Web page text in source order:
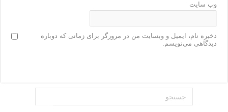
وب‌ سایت
ذخیره نام، ایمیل و وبسایت من در مرورگر برای زمانی که دوباره
دیدگاهی می‌نویسم.